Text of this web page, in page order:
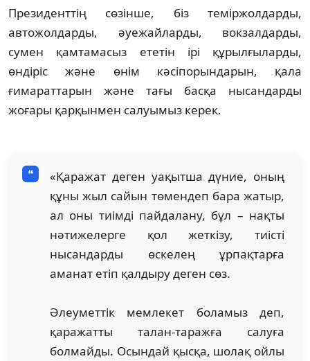
Президенттің сөзінше, біз теміржолдарды,
автожолдарды, әуежайларды, вокзалдарды,
сумен қамтамасыз ететін ірі құрылғыларды,
өндіріс және өнім кәсіпорындарын, қала
ғимараттарын және тағы басқа нысандарды
жоғары қарқынмен салуымыз керек.
«Қаражат деген уақытша дүние, оның
құны жыл сайын төмендеп бара жатыр,
ал оны тиімді пайдалану, бұл – нақты
нәтижелерге қол жеткізу, тиісті
нысандарды өскелең ұрпақтарға
аманат етіп қалдыру деген сөз.
Әлеуметтік мемлекет боламыз деп,
қаражатты талан-таражға салуға
болмайды. Осындай қысқа, шолақ ойлы